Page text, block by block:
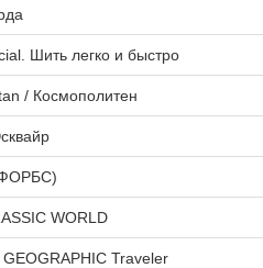
Шить легко и быстро
/ Космополитен
WORLD
GEOGRAPHIC Traveler